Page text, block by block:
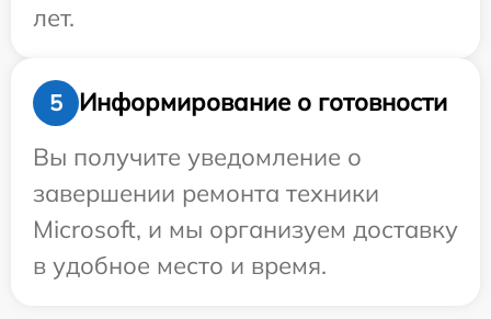
лет.
5
Информирование о готовности
Вы получите уведомление о
завершении ремонта техники
Microsoft, и мы организуем доставку
в удобное место и время.